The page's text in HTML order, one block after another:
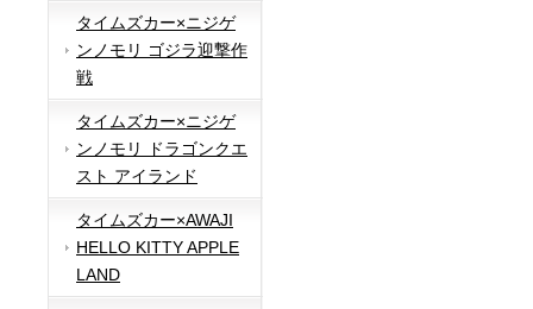
タイムズカー×ニジゲ
ンノモリ ゴジラ迎撃作
戦
タイムズカー×ニジゲ
ンノモリ ドラゴンクエ
スト アイランド
タイムズカー×AWAJI
HELLO KITTY APPLE
LAND